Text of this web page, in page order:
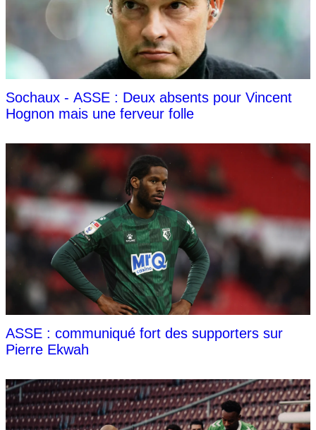
Sochaux - ASSE : Deux absents pour Vincent
Hognon mais une ferveur folle
ASSE : communiqué fort des supporters sur
Pierre Ekwah